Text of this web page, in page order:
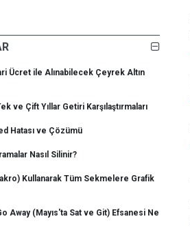
Ücret ile Alınabilecek Çeyrek Altın
ve Çift Yıllar Getiri Karşılaştırmaları
Hatası ve Çözümü
Nasıl Silinir?
Kullanarak Tüm Sekmelere Grafik
Away (Mayıs'ta Sat ve Git) Efsanesi Ne